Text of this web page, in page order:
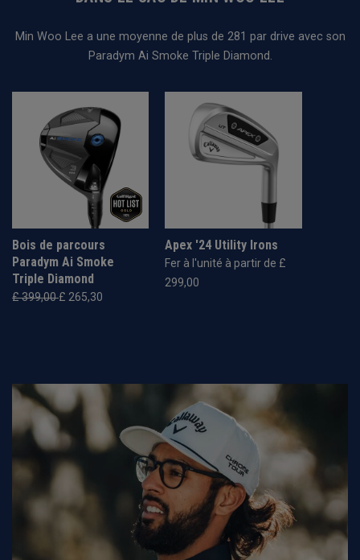
Min Woo Lee a une moyenne de plus de 281 par drive avec son
Paradym Ai Smoke Triple Diamond.
Bois de parcours
Paradym Ai Smoke
Triple Diamond
£ 399,00£ 265,30
Apex '24 Utility Irons
Fer à l'unité à partir de £
299,00